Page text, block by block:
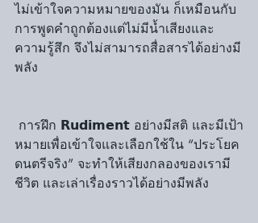
ไม่เข้าใจความหมายของมัน ก็เหมือนกับ
การพูดคำถูกต้องแต่ไม่มีน้ำเสียงและ
ความรู้สึก จึงไม่สามารถสื่อสารได้อย่างมี
พลัง
หมายเพื่อเข้าใจและเลือกใช้ใน “ประโยค
ดนตรีจริง” จะทำให้เสียงกลองของเรามี
ชีวิต และเล่าเรื่องราวได้อย่างมีพลัง